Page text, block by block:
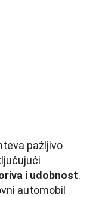
pažljivo
i udobnost.
automobil